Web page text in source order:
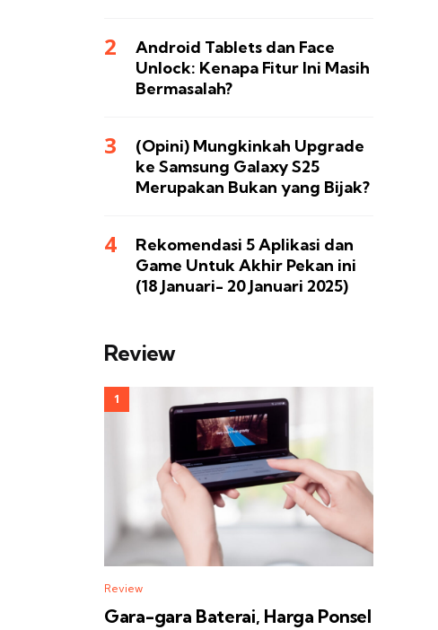
Android Tablets dan Face
Unlock: Kenapa Fitur Ini Masih
Bermasalah?
(Opini) Mungkinkah Upgrade
ke Samsung Galaxy S25
Merupakan Bukan yang Bijak?
Rekomendasi 5 Aplikasi dan
Game Untuk Akhir Pekan ini
(18 Januari- 20 Januari 2025)
Review
Review
Gara-gara Baterai, Harga Ponsel